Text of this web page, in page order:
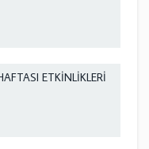
ETKİNLİKLERİ